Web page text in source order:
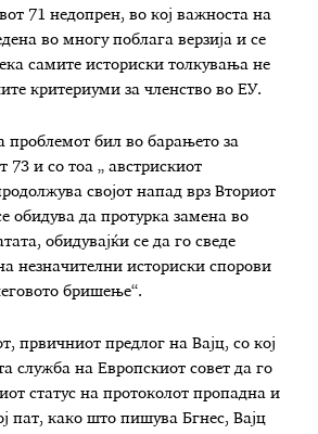
71 недопрен, во кој важноста на
во многу поблага верзија и се
самите историски толкувања не
критериуми за членство во ЕУ.
проблемот бил во барањето за
73 и со тоа „ австрискиот
својот напад врз Вториот
обидува да протурка замена во
обидувајќи се да го сведе
незначителни историски спорови
бришење“.
првичниот предлог на Вајц, со кој
служба на Европскиот совет да го
статус на протоколот пропадна и
пат, како што пишува Бгнес, Вајц